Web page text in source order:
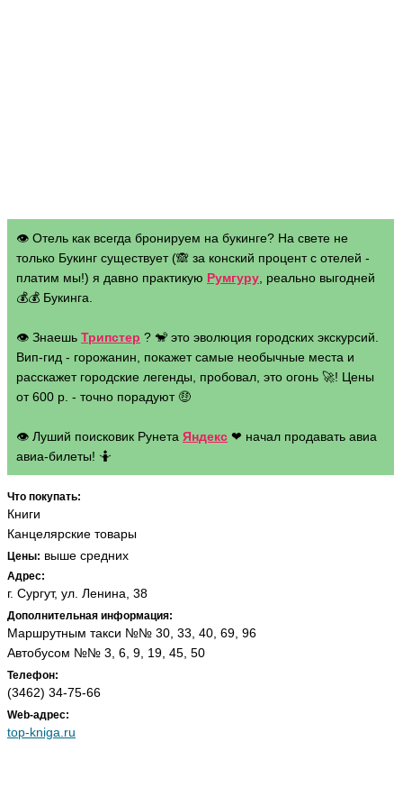
👁 Отель как всегда бронируем на букинге? На свете не
только Букинг существует (🙈 за конский процент с отелей -
платим мы!) я давно практикую Румгуру , реально выгодней
💰💰 Букинга.
👁 Знаешь Трипстер ? 🐒 это эволюция городских экскурсий.
Вип-гид - горожанин, покажет самые необычные места и
расскажет городские легенды, пробовал, это огонь 🚀! Цены
от 600 р. - точно порадуют 🤑
👁 Луший поисковик Рунета Яндекс ❤ начал продавать авиа
авиа-билеты! 🤷
Что покупать:
Книги
Канцелярские товары
Цены: выше средних
Адрес:
г. Сургут, ул. Ленина, 38
Дополнительная информация:
Маршрутным такси №№ 30, 33, 40, 69, 96
Автобусом №№ 3, 6, 9, 19, 45, 50
Телефон:
(3462) 34-75-66
Web-адрес:
top-kniga.ru